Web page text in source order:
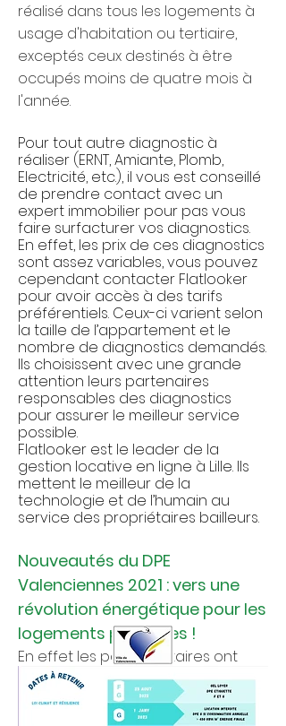
réalisé dans tous les logements à
usage d'habitation ou tertiaire,
exceptés ceux destinés à être
occupés moins de quatre mois à
l'année.
Pour tout autre diagnostic à
réaliser (ERNT, Amiante, Plomb,
Electricité, etc.), il vous est conseillé
de prendre contact avec un
expert immobilier pour pas vous
faire surfacturer vos diagnostics.
En effet, les prix de ces diagnostics
sont assez variables, vous pouvez
cependant contacter Flatlooker
pour avoir accès à des tarifs
préférentiels. Ceux-ci varient selon
la taille de l’appartement et le
nombre de diagnostics demandés.
Ils choisissent avec une grande
attention leurs partenaires
responsables des diagnostics
pour assurer le meilleur service
possible.
Flatlooker est le leader de la
gestion locative en ligne à Lille. Ils
mettent le meilleur de la
technologie et de l’humain au
service des propriétaires bailleurs.
Nouveautés du DPE
Valenciennes 2021 : vers une
révolution énergétique pour les
logements passoires !
En effet les parlementaires ont
décidé de rendre contraignant les
cessions de biens au travers du